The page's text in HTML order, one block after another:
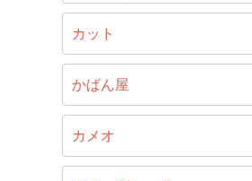
カット
かばん屋
カメオ